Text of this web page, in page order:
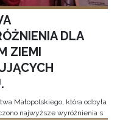
DLA
ZIEMI
Małopolskiego, która odbyła
najwyższe wyróżnienia s